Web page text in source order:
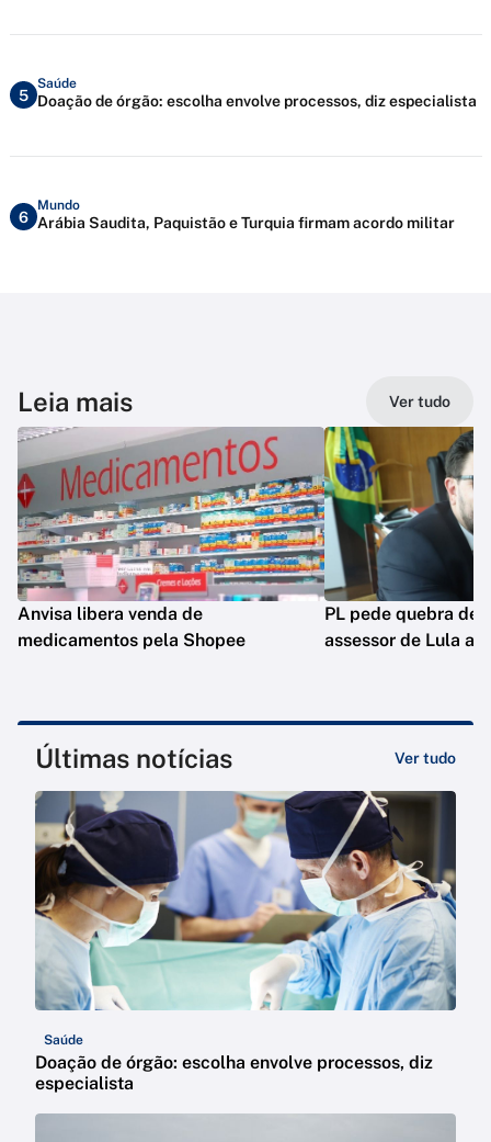
5
Saúde
Doação de órgão: escolha envolve processos, diz especialista
6
Mundo
Arábia Saudita, Paquistão e Turquia firmam acordo militar
Leia mais Ver tudo
Anvisa libera venda de
medicamentos pela Shopee
PL pede quebra de
assessor de Lula ao
Últimas notícias Ver tudo
Saúde
Doação de órgão: escolha envolve processos, diz
especialista